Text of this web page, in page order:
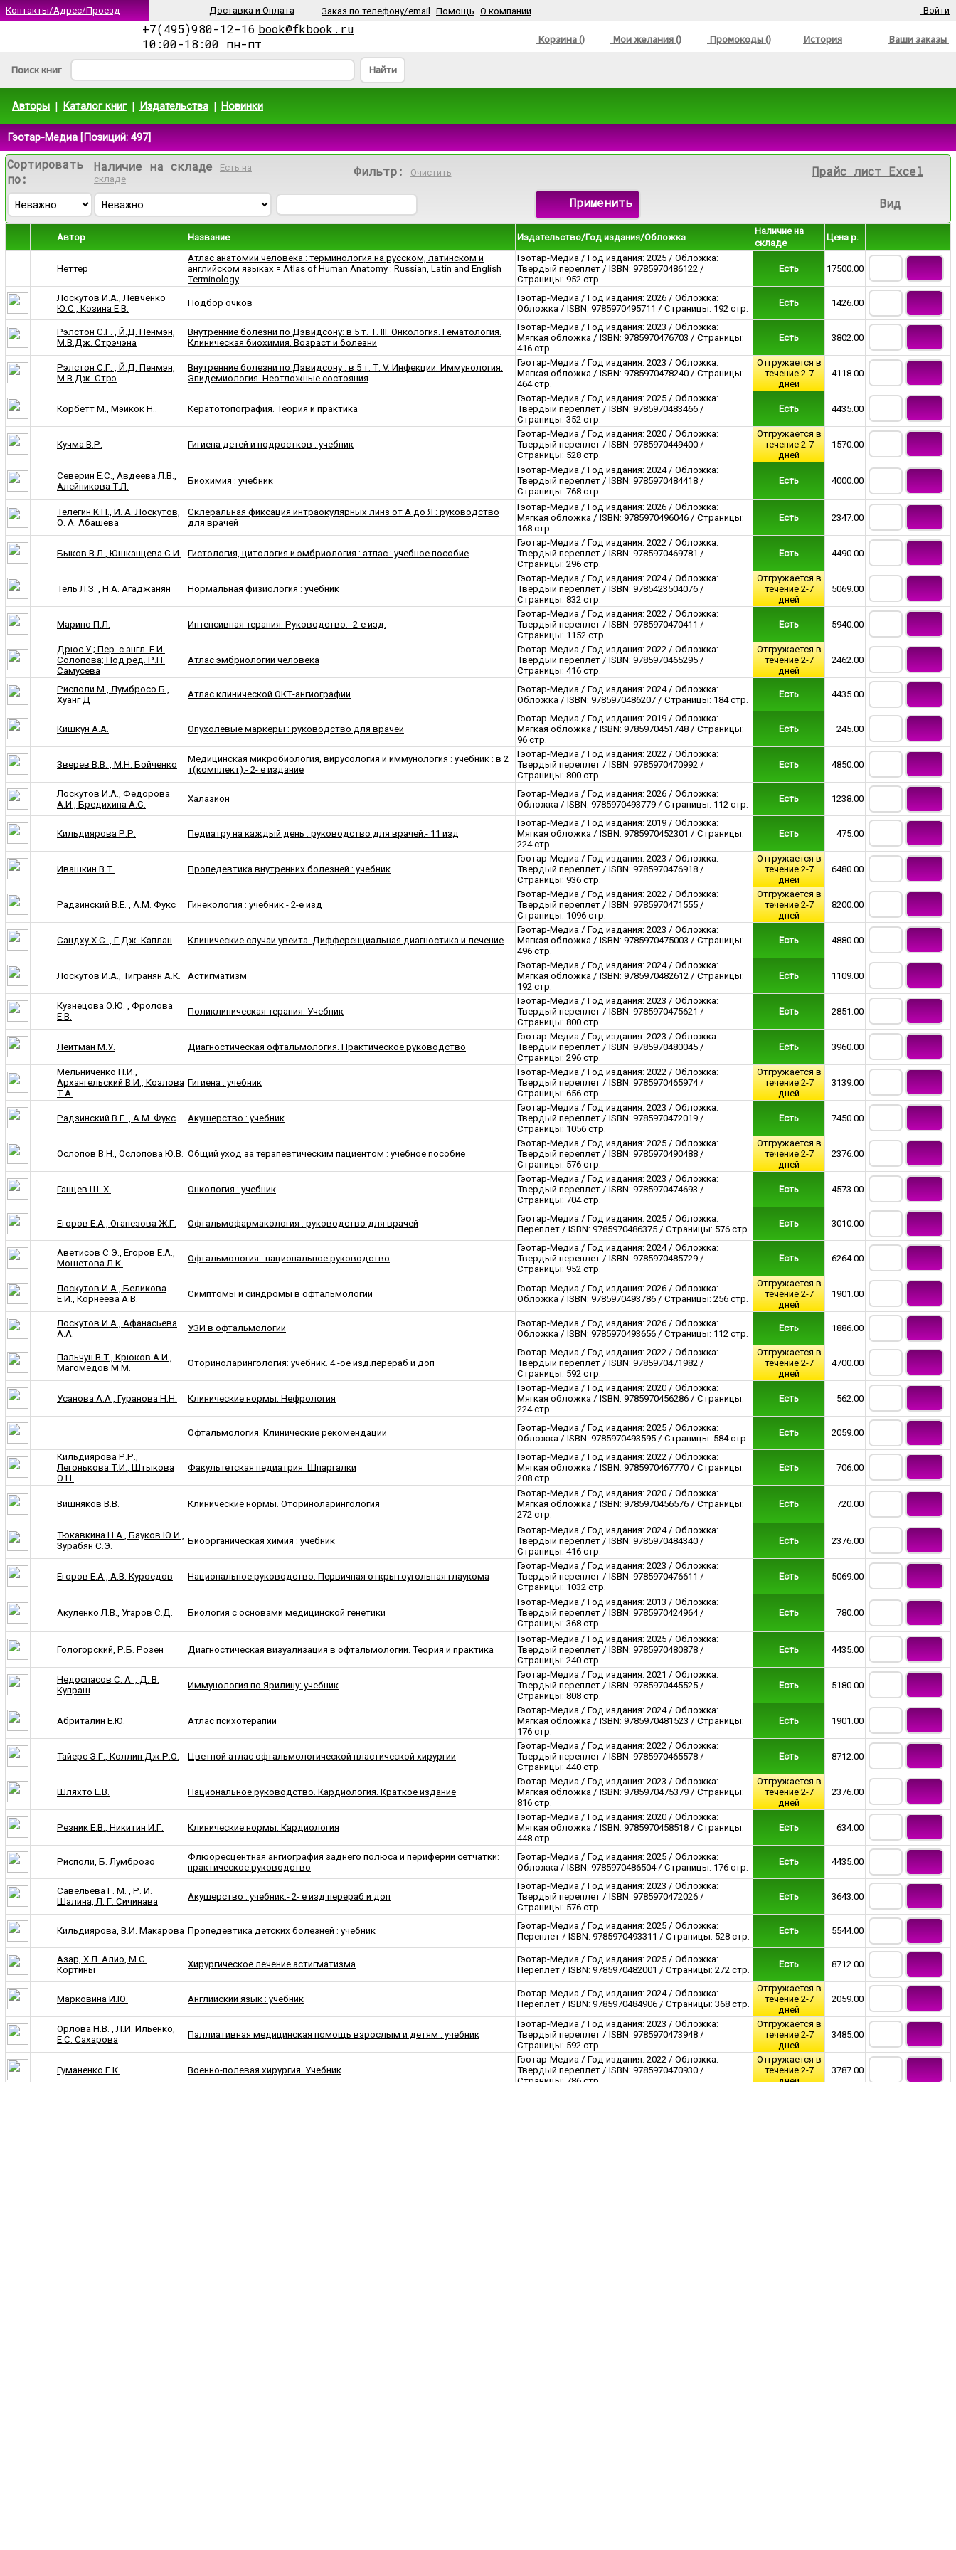
Контакты/Адрес/Проезд Доставка и Оплата Заказ по телефону/email Помощь О компании Войти
+7(495)980-12-16 book@fkbook.ru
10:00-18:00 пн-пт
Корзина () Мои желания () Промокоды () История Ваши заказы
Поиск книг Найти
Авторы | Каталог книг | Издательства | Новинки
Гэотар-Медиа [Позиций: 497]
Сортировать
по:
Наличие на складе
Есть на
складе
Фильтр: Очистить Прайс лист Excel
Применить Вид
Автор Название Издательство/Год издания/Обложка
Наличие на
складе
Цена р.
Неттер
Атлас анатомии человека : терминология на русском, латинском и
английском языках = Atlas of Human Anatomy : Russian, Latin and English
Terminology
Гэотар-Медиа / Год издания: 2025 / Обложка:
Твердый переплет / ISBN: 9785970486122 /
Страницы: 952 стр.
Есть 17500.00
Лоскутов И.А., Левченко
Ю.С., Козина Е.В.
Подбор очков
Гэотар-Медиа / Год издания: 2026 / Обложка:
Обложка / ISBN: 9785970495711 / Страницы: 192 стр.
Есть 1426.00
Рэлстон С.Г. , Й.Д. Пенмэн,
М.В.Дж. Стрэчэна
Внутренние болезни по Дэвидсону: в 5 т. Т. III. Онкология. Гематология.
Клиническая биохимия. Возраст и болезни
Гэотар-Медиа / Год издания: 2023 / Обложка:
Мягкая обложка / ISBN: 9785970476703 / Страницы:
416 стр.
Есть 3802.00
Рэлстон С.Г. , Й.Д. Пенмэн,
М.В.Дж. Стрэ
Внутренние болезни по Дэвидсону : в 5 т. Т. V. Инфекции. Иммунология.
Эпидемиология. Неотложные состояния
Гэотар-Медиа / Год издания: 2023 / Обложка:
Мягкая обложка / ISBN: 9785970478240 / Страницы:
464 стр.
Отгружается в
течение 2-7
дней
4118.00
Корбетт М., Мэйкок Н.. Кератотопография. Теория и практика
Гэотар-Медиа / Год издания: 2025 / Обложка:
Твердый переплет / ISBN: 9785970483466 /
Страницы: 352 стр.
Есть 4435.00
Кучма В.Р. Гигиена детей и подростков : учебник
Гэотар-Медиа / Год издания: 2020 / Обложка:
Твердый переплет / ISBN: 9785970449400 /
Страницы: 528 стр.
Отгружается в
течение 2-7
дней
1570.00
Северин Е.С., Авдеева Л.В.,
Алейникова Т.Л.
Биохимия : учебник
Гэотар-Медиа / Год издания: 2024 / Обложка:
Твердый переплет / ISBN: 9785970484418 /
Страницы: 768 стр.
Есть 4000.00
Телегин К.П., И. А. Лоскутов,
О. А. Абашева
Склеральная фиксация интраокулярных линз от А до Я : руководство
для врачей
Гэотар-Медиа / Год издания: 2026 / Обложка:
Мягкая обложка / ISBN: 9785970496046 / Страницы:
168 стр.
Есть 2347.00
Быков В.Л., Юшканцева С.И. Гистология, цитология и эмбриология : атлас : учебное пособие
Гэотар-Медиа / Год издания: 2022 / Обложка:
Твердый переплет / ISBN: 9785970469781 /
Страницы: 296 стр.
Есть 4490.00
Тель Л.З. , Н.А. Агаджанян Нормальная физиология : учебник
Гэотар-Медиа / Год издания: 2024 / Обложка:
Твердый переплет / ISBN: 9785423504076 /
Страницы: 832 стр.
Отгружается в
течение 2-7
дней
5069.00
Марино П.Л. Интенсивная терапия. Руководство.- 2-е изд.
Гэотар-Медиа / Год издания: 2022 / Обложка:
Твердый переплет / ISBN: 9785970470411 /
Страницы: 1152 стр.
Есть 5940.00
Дрюс У.; Пер. с англ. Е.И.
Солопова; Под ред. Р.П.
Самусева
Атлас эмбриологии человека
Гэотар-Медиа / Год издания: 2022 / Обложка:
Твердый переплет / ISBN: 9785970465295 /
Страницы: 416 стр.
Отгружается в
течение 2-7
дней
2462.00
Рисполи М., Лумбросо Б.,
Хуанг Д
Атлас клинической ОКТ-ангиографии
Гэотар-Медиа / Год издания: 2024 / Обложка:
Обложка / ISBN: 9785970486207 / Страницы: 184 стр.
Есть 4435.00
Кишкун А.А. Опухолевые маркеры : руководство для врачей
Гэотар-Медиа / Год издания: 2019 / Обложка:
Мягкая обложка / ISBN: 9785970451748 / Страницы:
96 стр.
Есть 245.00
Зверев В.В. , М.Н. Бойченко
Медицинская микробиология, вирусология и иммунология : учебник : в 2
т(комплект).- 2- е издание
Гэотар-Медиа / Год издания: 2022 / Обложка:
Твердый переплет / ISBN: 9785970470992 /
Страницы: 800 стр.
Есть 4850.00
Лоскутов И.А., Федорова
А.И., Бредихина А.С.
Халазион
Гэотар-Медиа / Год издания: 2026 / Обложка:
Обложка / ISBN: 9785970493779 / Страницы: 112 стр.
Есть 1238.00
Кильдиярова Р.Р. Педиатру на каждый день : руководство для врачей.- 11 изд
Гэотар-Медиа / Год издания: 2019 / Обложка:
Мягкая обложка / ISBN: 9785970452301 / Страницы:
224 стр.
Есть 475.00
Ивашкин В.Т. Пропедевтика внутренних болезней : учебник
Гэотар-Медиа / Год издания: 2023 / Обложка:
Твердый переплет / ISBN: 9785970476918 /
Страницы: 936 стр.
Отгружается в
течение 2-7
дней
6480.00
Радзинский В.Е. , А.М. Фукс Гинекология : учебник.- 2-е изд
Гэотар-Медиа / Год издания: 2022 / Обложка:
Твердый переплет / ISBN: 9785970471555 /
Страницы: 1096 стр.
Отгружается в
течение 2-7
дней
8200.00
Сандху Х.С. , Г.Дж. Каплан Клинические случаи увеита. Дифференциальная диагностика и лечение
Гэотар-Медиа / Год издания: 2023 / Обложка:
Мягкая обложка / ISBN: 9785970475003 / Страницы:
496 стр.
Есть 4880.00
Лоскутов И.А., Тигранян А.К. Астигматизм
Гэотар-Медиа / Год издания: 2024 / Обложка:
Мягкая обложка / ISBN: 9785970482612 / Страницы:
192 стр.
Есть 1109.00
Кузнецова О.Ю. , Фролова
Е.В.
Поликлиническая терапия. Учебник
Гэотар-Медиа / Год издания: 2023 / Обложка:
Твердый переплет / ISBN: 9785970475621 /
Страницы: 800 стр.
Есть 2851.00
Лейтман М.У. Диагностическая офтальмология. Практическое руководство
Гэотар-Медиа / Год издания: 2023 / Обложка:
Твердый переплет / ISBN: 9785970480045 /
Страницы: 296 стр.
Есть 3960.00
Мельниченко П.И.,
Архангельский В.И., Козлова
Т.А.
Гигиена : учебник
Гэотар-Медиа / Год издания: 2022 / Обложка:
Твердый переплет / ISBN: 9785970465974 /
Страницы: 656 стр.
Отгружается в
течение 2-7
дней
3139.00
Радзинский В.Е. , А.М. Фукс Акушерство : учебник
Гэотар-Медиа / Год издания: 2023 / Обложка:
Твердый переплет / ISBN: 9785970472019 /
Страницы: 1056 стр.
Есть 7450.00
Ослопов В.Н., Ослопова Ю.В. Общий уход за терапевтическим пациентом : учебное пособие
Гэотар-Медиа / Год издания: 2025 / Обложка:
Твердый переплет / ISBN: 9785970490488 /
Страницы: 576 стр.
Отгружается в
течение 2-7
дней
2376.00
Ганцев Ш. Х. Онкология : учебник
Гэотар-Медиа / Год издания: 2023 / Обложка:
Твердый переплет / ISBN: 9785970474693 /
Страницы: 704 стр.
Есть 4573.00
Егоров Е.А., Оганезова Ж.Г. Офтальмофармакология : руководство для врачей
Гэотар-Медиа / Год издания: 2025 / Обложка:
Переплет / ISBN: 9785970486375 / Страницы: 576 стр.
Есть 3010.00
Аветисов С.Э., Егоров Е.А.,
Мошетова Л.К.
Офтальмология : национальное руководство
Гэотар-Медиа / Год издания: 2024 / Обложка:
Твердый переплет / ISBN: 9785970485729 /
Страницы: 952 стр.
Есть 6264.00
Лоскутов И.А., Беликова
Е.И., Корнеева А.В.
Симптомы и синдромы в офтальмологии
Гэотар-Медиа / Год издания: 2026 / Обложка:
Обложка / ISBN: 9785970493786 / Страницы: 256 стр.
Отгружается в
течение 2-7
дней
1901.00
Лоскутов И.А., Афанасьева
А.А.
УЗИ в офтальмологии
Гэотар-Медиа / Год издания: 2026 / Обложка:
Обложка / ISBN: 9785970493656 / Страницы: 112 стр.
Есть 1886.00
Пальчун В.Т., Крюков А.И.,
Магомедов М.М.
Оториноларингология: учебник. 4 -ое изд.перераб и доп
Гэотар-Медиа / Год издания: 2022 / Обложка:
Твердый переплет / ISBN: 9785970471982 /
Страницы: 592 стр.
Отгружается в
течение 2-7
дней
4700.00
Усанова А.А., Гуранова Н.Н. Клинические нормы. Нефрология
Гэотар-Медиа / Год издания: 2020 / Обложка:
Мягкая обложка / ISBN: 9785970456286 / Страницы:
224 стр.
Есть 562.00
Офтальмология. Клинические рекомендации
Гэотар-Медиа / Год издания: 2025 / Обложка:
Обложка / ISBN: 9785970493595 / Страницы: 584 стр.
Есть 2059.00
Кильдиярова Р.Р.,
Легонькова Т.И., Штыкова
О.Н.
Факультетская педиатрия. Шпаргалки
Гэотар-Медиа / Год издания: 2022 / Обложка:
Мягкая обложка / ISBN: 9785970467770 / Страницы:
208 стр.
Есть 706.00
Вишняков В.В. Клинические нормы. Оториноларингология
Гэотар-Медиа / Год издания: 2020 / Обложка:
Мягкая обложка / ISBN: 9785970456576 / Страницы:
272 стр.
Есть 720.00
Тюкавкина Н.А., Бауков Ю.И.,
Зурабян С.Э.
Биоорганическая химия : учебник
Гэотар-Медиа / Год издания: 2024 / Обложка:
Твердый переплет / ISBN: 9785970484340 /
Страницы: 416 стр.
Есть 2376.00
Егоров Е.А., А.В. Куроедов Национальное руководство. Первичная открытоугольная глаукома
Гэотар-Медиа / Год издания: 2023 / Обложка:
Твердый переплет / ISBN: 9785970476611 /
Страницы: 1032 стр.
Есть 5069.00
Акуленко Л.В., Угаров С.Д. Биология с основами медицинской генетики
Гэотар-Медиа / Год издания: 2013 / Обложка:
Твердый переплет / ISBN: 9785970424964 /
Страницы: 368 стр.
Есть 780.00
Гологорский, Р.Б. Розен Диагностическая визуализация в офтальмологии. Теория и практика
Гэотар-Медиа / Год издания: 2025 / Обложка:
Твердый переплет / ISBN: 9785970480878 /
Страницы: 240 стр.
Есть 4435.00
Недоспасов С. А. , Д. В.
Купраш
Иммунология по Ярилину: учебник
Гэотар-Медиа / Год издания: 2021 / Обложка:
Твердый переплет / ISBN: 9785970445525 /
Страницы: 808 стр.
Есть 5180.00
Абриталин Е.Ю. Атлас психотерапии
Гэотар-Медиа / Год издания: 2024 / Обложка:
Мягкая обложка / ISBN: 9785970481523 / Страницы:
176 стр.
Есть 1901.00
Тайерс Э.Г., Коллин Дж.Р.О. Цветной атлас офтальмологической пластической хирургии
Гэотар-Медиа / Год издания: 2022 / Обложка:
Твердый переплет / ISBN: 9785970465578 /
Страницы: 440 стр.
Есть 8712.00
Шляхто Е.В. Национальное руководство. Кардиология. Краткое издание
Гэотар-Медиа / Год издания: 2023 / Обложка:
Мягкая обложка / ISBN: 9785970475379 / Страницы:
816 стр.
Отгружается в
течение 2-7
дней
2376.00
Резник Е.В., Никитин И.Г. Клинические нормы. Кардиология
Гэотар-Медиа / Год издания: 2020 / Обложка:
Мягкая обложка / ISBN: 9785970458518 / Страницы:
448 стр.
Есть 634.00
Рисполи, Б. Лумброзо
Флюоресцентная ангиография заднего полюса и периферии сетчатки:
практическое руководство
Гэотар-Медиа / Год издания: 2025 / Обложка:
Обложка / ISBN: 9785970486504 / Страницы: 176 стр.
Есть 4435.00
Савельева Г. М. , Р. И.
Шалина, Л. Г. Сичинава
Акушерство : учебник.- 2- е изд перераб и доп
Гэотар-Медиа / Год издания: 2023 / Обложка:
Твердый переплет / ISBN: 9785970472026 /
Страницы: 576 стр.
Есть 3643.00
Кильдиярова, В.И. Макарова Пропедевтика детских болезней : учебник
Гэотар-Медиа / Год издания: 2025 / Обложка:
Переплет / ISBN: 9785970493311 / Страницы: 528 стр.
Есть 5544.00
Азар, Х.Л. Алио, М.С.
Кортины
Хирургическое лечение астигматизма
Гэотар-Медиа / Год издания: 2025 / Обложка:
Переплет / ISBN: 9785970482001 / Страницы: 272 стр.
Есть 8712.00
Марковина И.Ю. Английский язык : учебник
Гэотар-Медиа / Год издания: 2024 / Обложка:
Переплет / ISBN: 9785970484906 / Страницы: 368 стр.
Отгружается в
течение 2-7
дней
2059.00
Орлова Н.В. , Л.И. Ильенко,
Е.С. Сахарова
Паллиативная медицинская помощь взрослым и детям : учебник
Гэотар-Медиа / Год издания: 2023 / Обложка:
Твердый переплет / ISBN: 9785970473948 /
Страницы: 592 стр.
Отгружается в
течение 2-7
дней
3485.00
Гуманенко Е.К. Военно-полевая хирургия. Учебник
Гэотар-Медиа / Год издания: 2022 / Обложка:
Твердый переплет / ISBN: 9785970470930 /
Страницы: 786 стр.
Отгружается в
течение 2-7
дней
3787.00